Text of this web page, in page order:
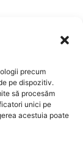
precum
pe dispozitiv.
să procesăm
unici pe
acestuia poate